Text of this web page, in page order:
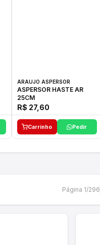
ARAUJO ASPERSOR
ASPERSOR HASTE AR
25CM
R$ 27,60
Carrinho Pedir
Página 1/296